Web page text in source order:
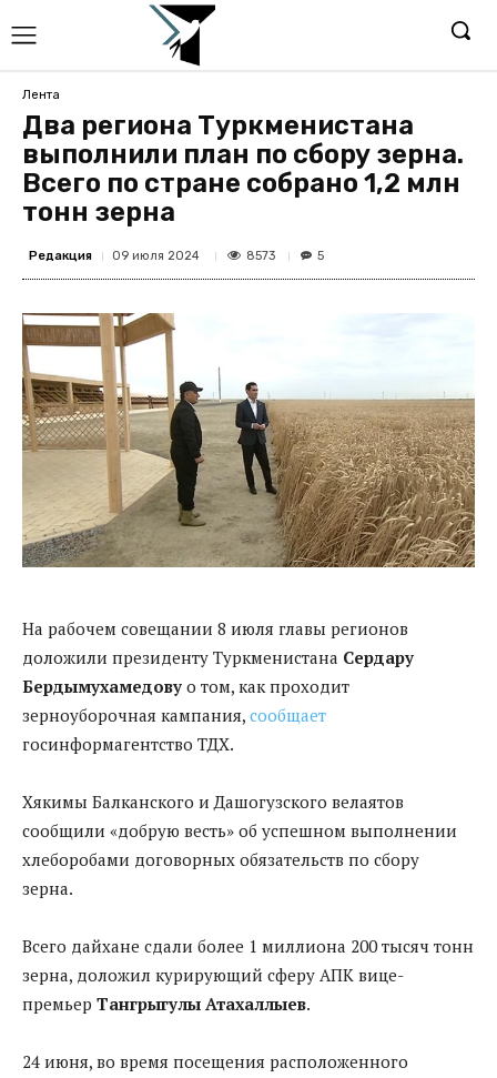
Лента
Два региона Туркменистана
выполнили план по сбору зерна.
Всего по стране собрано 1,2 млн
тонн зерна
Редакция 09 июля 2024 8573 5
На рабочем совещании 8 июля главы регионов
доложили президенту Туркменистана Сердару
Бердымухамедову о том, как проходит
зерноуборочная кампания, сообщает
госинформагентство ТДХ.
Хякимы Балканского и Дашогузского велаятов
сообщили «добрую весть» об успешном выполнении
хлеборобами договорных обязательств по сбору
зерна.
Всего дайхане сдали более 1 миллиона 200 тысяч тонн
зерна, доложил курирующий сферу АПК вице-
премьер Тангрыгулы Атахаллыев.
24 июня, во время посещения расположенного